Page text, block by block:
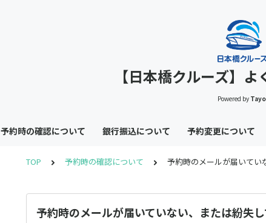
【日本橋クルーズ】
Powered by
予約時の確認について 銀行振込について 予約変更について
TOP 予約時の確認について 予約時のメールが届いてい
予約時のメールが届いていない、または紛失